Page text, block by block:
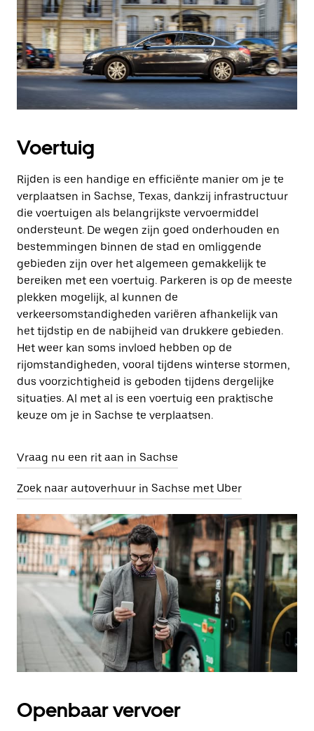
Voertuig
Rijden is een handige en efficiënte manier om je te
verplaatsen in Sachse, Texas, dankzij infrastructuur
die voertuigen als belangrijkste vervoermiddel
ondersteunt. De wegen zijn goed onderhouden en
bestemmingen binnen de stad en omliggende
gebieden zijn over het algemeen gemakkelijk te
bereiken met een voertuig. Parkeren is op de meeste
plekken mogelijk, al kunnen de
verkeersomstandigheden variëren afhankelijk van
het tijdstip en de nabijheid van drukkere gebieden.
Het weer kan soms invloed hebben op de
rijomstandigheden, vooral tijdens winterse stormen,
dus voorzichtigheid is geboden tijdens dergelijke
situaties. Al met al is een voertuig een praktische
keuze om je in Sachse te verplaatsen.
Vraag nu een rit aan in Sachse
Zoek naar autoverhuur in Sachse met Uber
Openbaar vervoer